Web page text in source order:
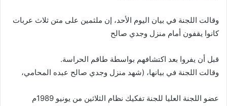
وقالت اللجنة في بيان اليوم الأحد، إن ملثمين على متن ثلاث عربات
كانوا يقفون أمام منزل وجدي صالح
قبل أن يفروا بعد اكتشافهم بواسطة طاقم الحراسة.
وقالت اللجنة في بيانها، (شهد منزل وجدي صالح عبده المحامي،
عضو اللجنة العليا للجنة تفكيك نظام الثلاثين من يونيو 1989م